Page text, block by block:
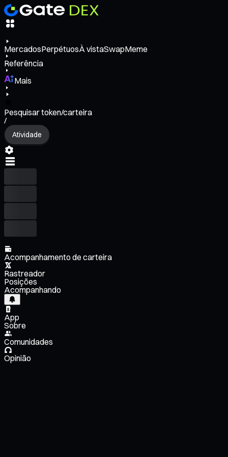
MercadosPerpétuosÀ vistaSwapMeme
Referência
Mais
Pesquisar token/carteira
/
Atividade
Acompanhamento de carteira
Rastreador
Posições
Acompanhando
App
Sobre
Comunidades
Opinião